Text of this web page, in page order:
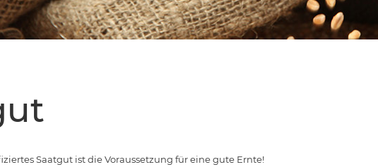
Saatgut ist die Voraussetzung für eine gute Ernte!